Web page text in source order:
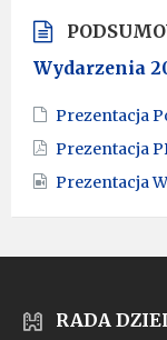
Wydarzenia
Prezentacja
Prezentacja
Prezentacja
RADA